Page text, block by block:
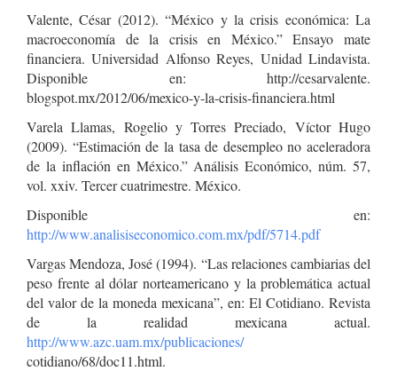
Valente, César (2012). “México y la crisis económica: La
macroeconomía de la crisis en México.” Ensayo mate
financiera. Universidad Alfonso Reyes, Unidad Lindavista.
Disponible en: http://cesarvalente.
blogspot.mx/2012/06/mexico-y-la-crisis-financiera.html
Varela Llamas, Rogelio y Torres Preciado, Víctor Hugo
(2009). “Estimación de la tasa de desempleo no aceleradora
de la inflación en México.” Análisis Económico, núm. 57,
vol. xxiv. Tercer cuatrimestre. México.
Disponible en:
http://www.analisiseconomico.com.mx/pdf/5714.pdf
Vargas Mendoza, José (1994). “Las relaciones cambiarias del
peso frente al dólar norteamericano y la problemática actual
del valor de la moneda mexicana”, en: El Cotidiano. Revista
de la realidad mexicana actual.
http://www.azc.uam.mx/publicaciones/
cotidiano/68/doc11.html.